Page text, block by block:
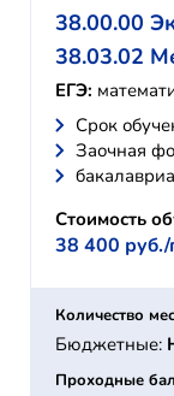
38.00.00
38.03.02
ЕГЭ:
Cрок
Заочная
Стоимость
38 400 руб./
Количество
Бюджетные:
Проходные